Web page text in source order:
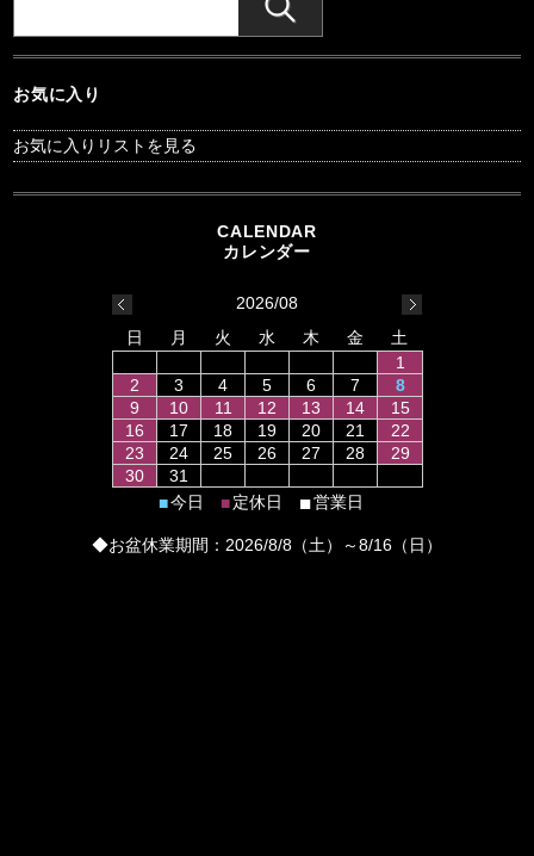
お気に入り
お気に入りリストを見る
2026/08
日
月 火 水 木 金
土
1
2
3 4 5 6 7
8
9
10 11 12 13 14
15
16
17 18 19 20 21
22
23
24 25 26 27 28
29
30
31
■今日 ■定休日 ■営業日
◆お盆休業期間：2026/8/8（土）～8/16（日）